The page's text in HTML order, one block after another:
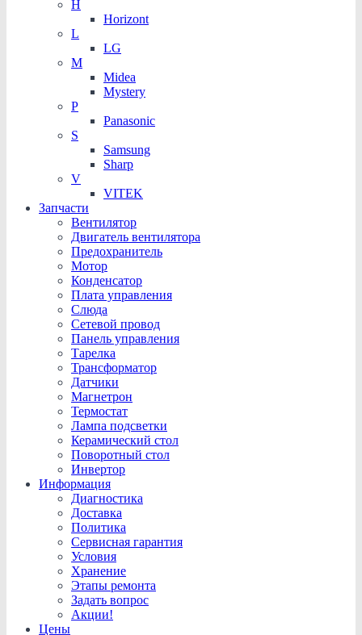
H
Horizont
L
LG
M
Midea
Mystery
P
Panasonic
S
Samsung
Sharp
V
VITEK
Запчасти
Вентилятор
Двигатель вентилятора
Предохранитель
Мотор
Конденсатор
Плата управления
Слюда
Сетевой провод
Панель управления
Тарелка
Трансформатор
Датчики
Магнетрон
Термостат
Лампа подсветки
Керамический стол
Поворотный стол
Инвертор
Информация
Диагностика
Доставка
Политика
Сервисная гарантия
Условия
Хранение
Этапы ремонта
Задать вопрос
Акции!
Цены